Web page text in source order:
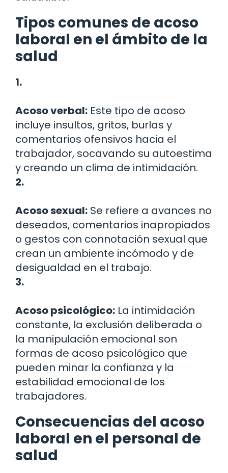
Tipos comunes de acoso
laboral en el ámbito de la
salud
1.
Acoso verbal: Este tipo de acoso
incluye insultos, gritos, burlas y
comentarios ofensivos hacia el
trabajador, socavando su autoestima
y creando un clima de intimidación.
2.
Acoso sexual: Se refiere a avances no
deseados, comentarios inapropiados
o gestos con connotación sexual que
crean un ambiente incómodo y de
desigualdad en el trabajo.
3.
Acoso psicológico: La intimidación
constante, la exclusión deliberada o
la manipulación emocional son
formas de acoso psicológico que
pueden minar la confianza y la
estabilidad emocional de los
trabajadores.
Consecuencias del acoso
laboral en el personal de
salud